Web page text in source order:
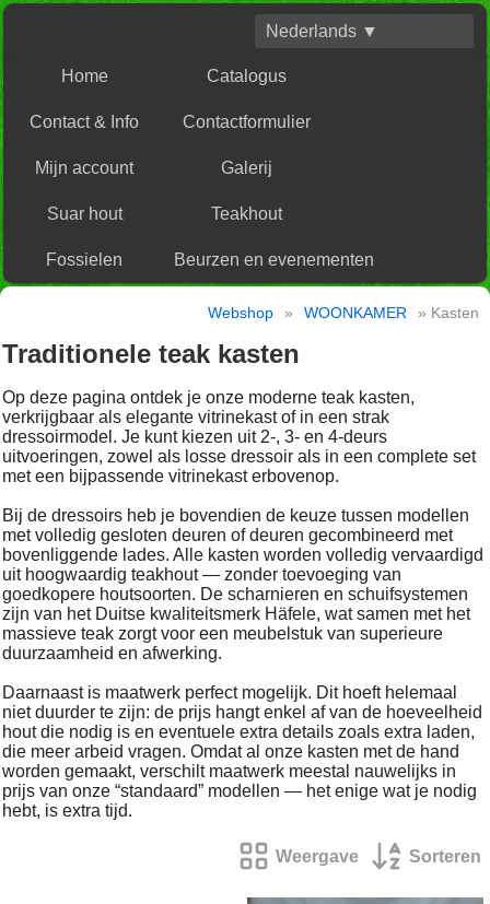
Nederlands ▼
Home Catalogus
Contact & Info Contactformulier
Mijn account Galerij
Suar hout Teakhout
Fossielen Beurzen en evenementen
Webshop » WOONKAMER » Kasten
Traditionele teak kasten
Op deze pagina ontdek je onze moderne teak kasten,
verkrijgbaar als elegante vitrinekast of in een strak
dressoirmodel. Je kunt kiezen uit 2-, 3- en 4-deurs
uitvoeringen, zowel als losse dressoir als in een complete set
met een bijpassende vitrinekast erbovenop.
Bij de dressoirs heb je bovendien de keuze tussen modellen
met volledig gesloten deuren of deuren gecombineerd met
bovenliggende lades. Alle kasten worden volledig vervaardigd
uit hoogwaardig teakhout — zonder toevoeging van
goedkopere houtsoorten. De scharnieren en schuifsystemen
zijn van het Duitse kwaliteitsmerk Häfele, wat samen met het
massieve teak zorgt voor een meubelstuk van superieure
duurzaamheid en afwerking.
Daarnaast is maatwerk perfect mogelijk. Dit hoeft helemaal
niet duurder te zijn: de prijs hangt enkel af van de hoeveelheid
hout die nodig is en eventuele extra details zoals extra laden,
die meer arbeid vragen. Omdat al onze kasten met de hand
worden gemaakt, verschilt maatwerk meestal nauwelijks in
prijs van onze “standaard” modellen — het enige wat je nodig
hebt, is extra tijd.
Weergave Sorteren